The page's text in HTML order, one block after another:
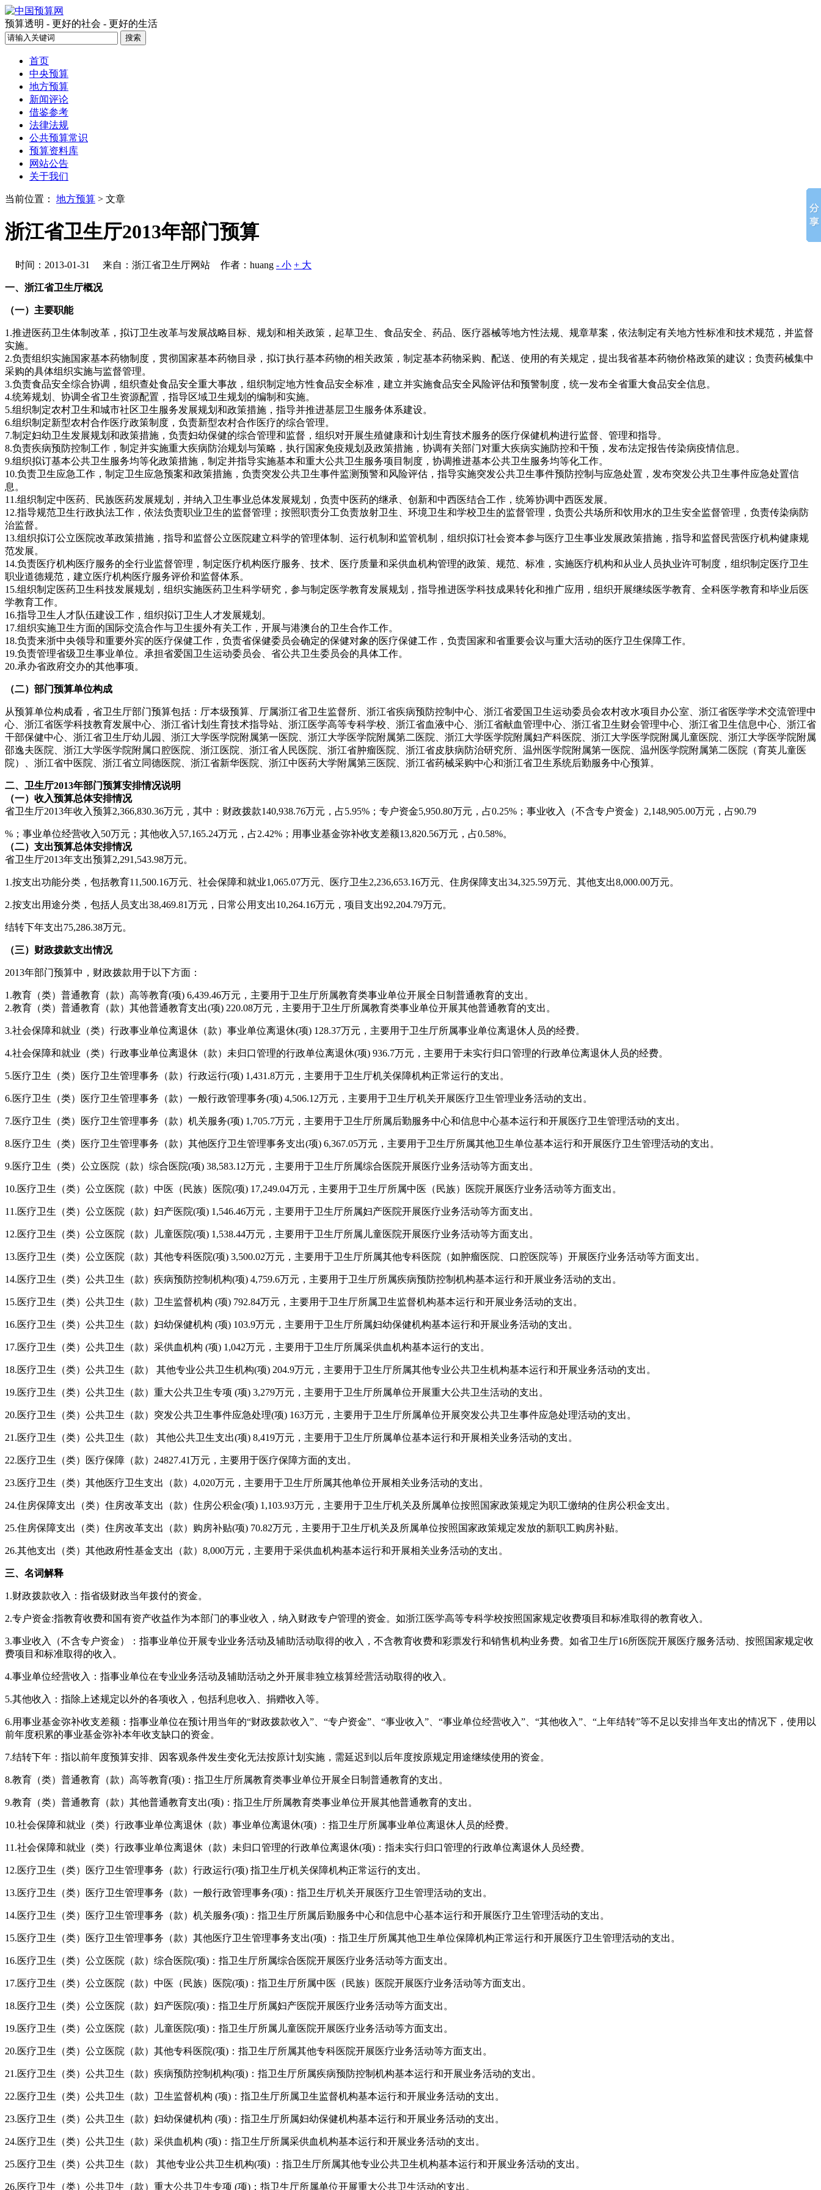
预算透明 - 更好的社会 - 更好的生活
首页
中央预算
地方预算
新闻评论
借鉴参考
法律法规
公共预算常识
预算资料库
网站公告
关于我们
当前位置： 地方预算 > 文章
浙江省卫生厅2013年部门预算
时间：2013-01-31 来自：浙江省卫生厅网站 作者：huang - 小 + 大
一、浙江省卫生厅概况
（一）主要职能
1.推进医药卫生体制改革，拟订卫生改革与发展战略目标、规划和相关政策，起草卫生、食品安全、药品、医疗器械等地方性法规、规章草案，依法制定有关地方性标准和技术规范，并监督
实施。
2.负责组织实施国家基本药物制度，贯彻国家基本药物目录，拟订执行基本药物的相关政策，制定基本药物采购、配送、使用的有关规定，提出我省基本药物价格政策的建议；负责药械集中
采购的具体组织实施与监督管理。
3.负责食品安全综合协调，组织查处食品安全重大事故，组织制定地方性食品安全标准，建立并实施食品安全风险评估和预警制度，统一发布全省重大食品安全信息。
4.统筹规划、协调全省卫生资源配置，指导区域卫生规划的编制和实施。
5.组织制定农村卫生和城市社区卫生服务发展规划和政策措施，指导并推进基层卫生服务体系建设。
6.组织制定新型农村合作医疗政策制度，负责新型农村合作医疗的综合管理。
7.制定妇幼卫生发展规划和政策措施，负责妇幼保健的综合管理和监督，组织对开展生殖健康和计划生育技术服务的医疗保健机构进行监督、管理和指导。
8.负责疾病预防控制工作，制定并实施重大疾病防治规划与策略，执行国家免疫规划及政策措施，协调有关部门对重大疾病实施防控和干预，发布法定报告传染病疫情信息。
9.组织拟订基本公共卫生服务均等化政策措施，制定并指导实施基本和重大公共卫生服务项目制度，协调推进基本公共卫生服务均等化工作。
10.负责卫生应急工作，制定卫生应急预案和政策措施，负责突发公共卫生事件监测预警和风险评估，指导实施突发公共卫生事件预防控制与应急处置，发布突发公共卫生事件应急处置信
息。
11.组织制定中医药、民族医药发展规划，并纳入卫生事业总体发展规划，负责中医药的继承、创新和中西医结合工作，统筹协调中西医发展。
12.指导规范卫生行政执法工作，依法负责职业卫生的监督管理；按照职责分工负责放射卫生、环境卫生和学校卫生的监督管理，负责公共场所和饮用水的卫生安全监督管理，负责传染病防
治监督。
13.组织拟订公立医院改革政策措施，指导和监督公立医院建立科学的管理体制、运行机制和监管机制，组织拟订社会资本参与医疗卫生事业发展政策措施，指导和监督民营医疗机构健康规
范发展。
14.负责医疗机构医疗服务的全行业监督管理，制定医疗机构医疗服务、技术、医疗质量和采供血机构管理的政策、规范、标准，实施医疗机构和从业人员执业许可制度，组织制定医疗卫生
职业道德规范，建立医疗机构医疗服务评价和监督体系。
15.组织制定医药卫生科技发展规划，组织实施医药卫生科学研究，参与制定医学教育发展规划，指导推进医学科技成果转化和推广应用，组织开展继续医学教育、全科医学教育和毕业后医
学教育工作。
16.指导卫生人才队伍建设工作，组织拟订卫生人才发展规划。
17.组织实施卫生方面的国际交流合作与卫生援外有关工作，开展与港澳台的卫生合作工作。
18.负责来浙中央领导和重要外宾的医疗保健工作，负责省保健委员会确定的保健对象的医疗保健工作，负责国家和省重要会议与重大活动的医疗卫生保障工作。
19.负责管理省级卫生事业单位。承担省爱国卫生运动委员会、省公共卫生委员会的具体工作。
20.承办省政府交办的其他事项。
（二）部门预算单位构成
从预算单位构成看，省卫生厅部门预算包括：厅本级预算、厅属浙江省卫生监督所、浙江省疾病预防控制中心、浙江省爱国卫生运动委员会农村改水项目办公室、浙江省医学学术交流管理中
心、浙江省医学科技教育发展中心、浙江省计划生育技术指导站、浙江医学高等专科学校、浙江省血液中心、浙江省献血管理中心、浙江省卫生财会管理中心、浙江省卫生信息中心、浙江省
干部保健中心、浙江省卫生厅幼儿园、浙江大学医学院附属第一医院、浙江大学医学院附属第二医院、浙江大学医学院附属妇产科医院、浙江大学医学院附属儿童医院、浙江大学医学院附属
邵逸夫医院、浙江大学医学院附属口腔医院、浙江医院、浙江省人民医院、浙江省肿瘤医院、浙江省皮肤病防治研究所、温州医学院附属第一医院、温州医学院附属第二医院（育英儿童医
院）、浙江省中医院、浙江省立同德医院、浙江省新华医院、浙江中医药大学附属第三医院、浙江省药械采购中心和浙江省卫生系统后勤服务中心预算。
二、卫生厅2013年部门预算安排情况说明
（一）收入预算总体安排情况
省卫生厅2013年收入预算2,366,830.36万元，其中：财政拨款140,938.76万元，占5.95% ；专户资金5,950.80万元，占0.25% ；事业收入（不含专户资金） 2,148,905.00万元，占90.79
% ；事业单位经营收入 50万元；其他收入 57,165.24万元，占2.42% ；用事业基金弥补收支差额13,820.56万元，占0.58%。
（二）支出预算总体安排情况
省卫生厅2013年支出预算2,291,543.98万元。
1.按支出功能分类，包括教育11,500.16万元、社会保障和就业1,065.07万元、医疗卫生2,236,653.16万元、住房保障支出34,325.59万元、其他支出8,000.00万元。
2.按支出用途分类，包括人员支出38,469.81万元，日常公用支出10,264.16万元，项目支出92,204.79万元。
结转下年支出75,286.38万元。
（三）财政拨款支出情况
2013年部门预算中，财政拨款用于以下方面：
1.教育（类）普通教育（款）高等教育(项) 6,439.46万元，主要用于卫生厅所属教育类事业单位开展全日制普通教育的支出。
2.教育（类）普通教育（款）其他普通教育支出(项) 220.08万元，主要用于卫生厅所属教育类事业单位开展其他普通教育的支出。
3.社会保障和就业（类）行政事业单位离退休（款）事业单位离退休(项) 128.37万元，主要用于卫生厅所属事业单位离退休人员的经费。
4.社会保障和就业（类）行政事业单位离退休（款）未归口管理的行政单位离退休(项) 936.7万元，主要用于未实行归口管理的行政单位离退休人员的经费。
5.医疗卫生（类）医疗卫生管理事务（款）行政运行(项) 1,431.8万元，主要用于卫生厅机关保障机构正常运行的支出。
6.医疗卫生（类）医疗卫生管理事务（款）一般行政管理事务(项) 4,506.12万元，主要用于卫生厅机关开展医疗卫生管理业务活动的支出。
7.医疗卫生（类）医疗卫生管理事务（款）机关服务(项) 1,705.7万元，主要用于卫生厅所属后勤服务中心和信息中心基本运行和开展医疗卫生管理活动的支出。
8.医疗卫生（类）医疗卫生管理事务（款）其他医疗卫生管理事务支出(项) 6,367.05万元，主要用于卫生厅所属其他卫生单位基本运行和开展医疗卫生管理活动的支出。
9.医疗卫生（类）公立医院（款）综合医院(项) 38,583.12万元，主要用于卫生厅所属综合医院开展医疗业务活动等方面支出。
10.医疗卫生（类）公立医院（款）中医（民族）医院(项) 17,249.04万元，主要用于卫生厅所属中医（民族）医院开展医疗业务活动等方面支出。
11.医疗卫生（类）公立医院（款）妇产医院(项) 1,546.46万元，主要用于卫生厅所属妇产医院开展医疗业务活动等方面支出。
12.医疗卫生（类）公立医院（款）儿童医院(项) 1,538.44万元，主要用于卫生厅所属儿童医院开展医疗业务活动等方面支出。
13.医疗卫生（类）公立医院（款）其他专科医院(项) 3,500.02万元，主要用于卫生厅所属其他专科医院（如肿瘤医院、口腔医院等）开展医疗业务活动等方面支出。
14.医疗卫生（类）公共卫生（款）疾病预防控制机构(项) 4,759.6万元，主要用于卫生厅所属疾病预防控制机构基本运行和开展业务活动的支出。
15.医疗卫生（类）公共卫生（款）卫生监督机构 (项) 792.84万元，主要用于卫生厅所属卫生监督机构基本运行和开展业务活动的支出。
16.医疗卫生（类）公共卫生（款）妇幼保健机构 (项) 103.9万元，主要用于卫生厅所属妇幼保健机构基本运行和开展业务活动的支出。
17.医疗卫生（类）公共卫生（款）采供血机构 (项) 1,042万元，主要用于卫生厅所属采供血机构基本运行的支出。
18.医疗卫生（类）公共卫生（款） 其他专业公共卫生机构(项) 204.9万元，主要用于卫生厅所属其他专业公共卫生机构基本运行和开展业务活动的支出。
19.医疗卫生（类）公共卫生（款）重大公共卫生专项 (项) 3,279万元，主要用于卫生厅所属单位开展重大公共卫生活动的支出。
20.医疗卫生（类）公共卫生（款）突发公共卫生事件应急处理(项) 163万元，主要用于卫生厅所属单位开展突发公共卫生事件应急处理活动的支出。
21.医疗卫生（类）公共卫生（款） 其他公共卫生支出(项) 8,419万元，主要用于卫生厅所属单位基本运行和开展相关业务活动的支出。
22.医疗卫生（类）医疗保障（款） 24827.41万元，主要用于医疗保障方面的支出。
23.医疗卫生（类）其他医疗卫生支出（款） 4,020万元，主要用于卫生厅所属其他单位开展相关业务活动的支出。
24.住房保障支出（类）住房改革支出（款）住房公积金(项) 1,103.93万元，主要用于卫生厅机关及所属单位按照国家政策规定为职工缴纳的住房公积金支出。
25.住房保障支出（类）住房改革支出（款）购房补贴(项) 70.82万元，主要用于卫生厅机关及所属单位按照国家政策规定发放的新职工购房补贴。
26.其他支出（类）其他政府性基金支出（款） 8,000万元，主要用于采供血机构基本运行和开展相关业务活动的支出。
三、名词解释
1.财政拨款收入：指省级财政当年拨付的资金。
2.专户资金:指教育收费和国有资产收益作为本部门的事业收入，纳入财政专户管理的资金。如浙江医学高等专科学校按照国家规定收费项目和标准取得的教育收入。
3.事业收入（不含专户资金）：指事业单位开展专业业务活动及辅助活动取得的收入，不含教育收费和彩票发行和销售机构业务费。如省卫生厅16所医院开展医疗服务活动、按照国家规定收
费项目和标准取得的收入。
4.事业单位经营收入：指事业单位在专业业务活动及辅助活动之外开展非独立核算经营活动取得的收入。
5.其他收入：指除上述规定以外的各项收入，包括利息收入、捐赠收入等。
6.用事业基金弥补收支差额：指事业单位在预计用当年的“财政拨款收入”、“专户资金”、“事业收入”、“事业单位经营收入”、“其他收入”、“上年结转”等不足以安排当年支出的情况下，使用以
前年度积累的事业基金弥补本年收支缺口的资金。
7.结转下年：指以前年度预算安排、因客观条件发生变化无法按原计划实施，需延迟到以后年度按原规定用途继续使用的资金。
8.教育（类）普通教育（款）高等教育(项) ：指卫生厅所属教育类事业单位开展全日制普通教育的支出。
9.教育（类）普通教育（款）其他普通教育支出(项) ：指卫生厅所属教育类事业单位开展其他普通教育的支出。
10.社会保障和就业（类）行政事业单位离退休（款）事业单位离退休(项) ：指卫生厅所属事业单位离退休人员的经费。
11.社会保障和就业（类）行政事业单位离退休（款）未归口管理的行政单位离退休(项) ：指未实行归口管理的行政单位离退休人员经费。
12.医疗卫生（类）医疗卫生管理事务（款）行政运行(项) 指卫生厅机关保障机构正常运行的支出。
13.医疗卫生（类）医疗卫生管理事务（款）一般行政管理事务(项) ：指卫生厅机关开展医疗卫生管理活动的支出。
14.医疗卫生（类）医疗卫生管理事务（款）机关服务(项) ：指卫生厅所属后勤服务中心和信息中心基本运行和开展医疗卫生管理活动的支出。
15.医疗卫生（类）医疗卫生管理事务（款）其他医疗卫生管理事务支出(项) ：指卫生厅所属其他卫生单位保障机构正常运行和开展医疗卫生管理活动的支出。
16.医疗卫生（类）公立医院（款）综合医院(项) ：指卫生厅所属综合医院开展医疗业务活动等方面支出。
17.医疗卫生（类）公立医院（款）中医（民族）医院(项) ：指卫生厅所属中医（民族）医院开展医疗业务活动等方面支出。
18.医疗卫生（类）公立医院（款）妇产医院(项) ：指卫生厅所属妇产医院开展医疗业务活动等方面支出。
19.医疗卫生（类）公立医院（款）儿童医院(项) ：指卫生厅所属儿童医院开展医疗业务活动等方面支出。
20.医疗卫生（类）公立医院（款）其他专科医院(项) ：指卫生厅所属其他专科医院开展医疗业务活动等方面支出。
21.医疗卫生（类）公共卫生（款）疾病预防控制机构(项) ：指卫生厅所属疾病预防控制机构基本运行和开展业务活动的支出。
22.医疗卫生（类）公共卫生（款）卫生监督机构 (项) ：指卫生厅所属卫生监督机构基本运行和开展业务活动的支出。
23.医疗卫生（类）公共卫生（款）妇幼保健机构 (项) ：指卫生厅所属妇幼保健机构基本运行和开展业务活动的支出。
24.医疗卫生（类）公共卫生（款）采供血机构 (项) ：指卫生厅所属采供血机构基本运行和开展业务活动的支出。
25.医疗卫生（类）公共卫生（款） 其他专业公共卫生机构(项) ：指卫生厅所属其他专业公共卫生机构基本运行和开展业务活动的支出。
26.医疗卫生（类）公共卫生（款）重大公共卫生专项 (项) ：指卫生厅所属单位开展重大公共卫生活动的支出。